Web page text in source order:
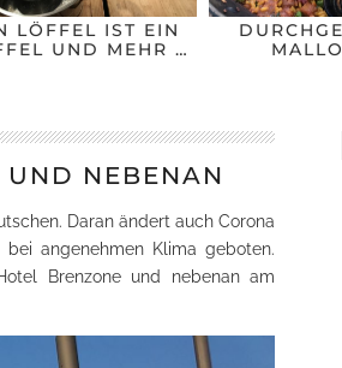
LÖFFEL IST EIN
UND MEHR …
UND NEBENAN
Daran ändert auch Corona
angenehmen Klima geboten.
Brenzone und nebenan am